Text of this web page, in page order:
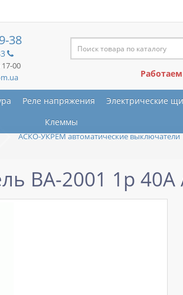
38
17-00
Реле напряжения Электрические
Клеммы
АСКО-УКРЕМ автоматические выключатели
ВА-2001 1р 40А